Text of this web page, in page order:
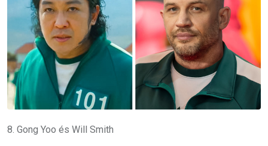
8. Gong Yoo és Will Smith